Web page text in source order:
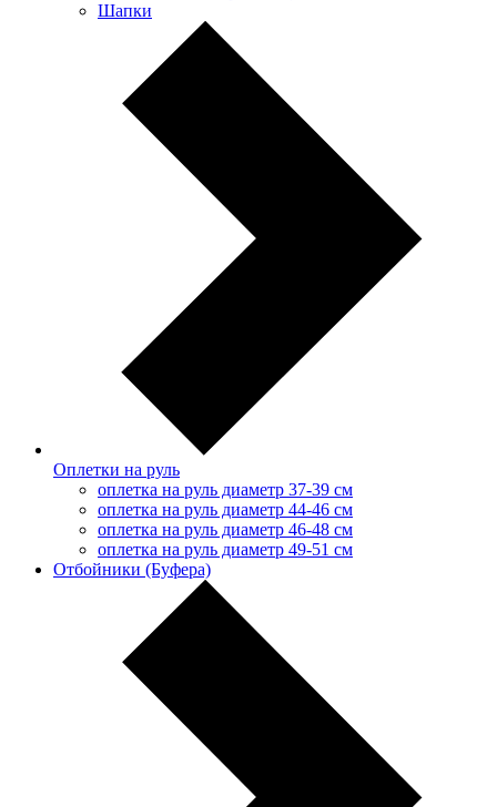
Шапки
Оплетки на руль
оплетка на руль диаметр 37-39 см
оплетка на руль диаметр 44-46 см
оплетка на руль диаметр 46-48 см
оплетка на руль диаметр 49-51 см
Отбойники (Буфера)